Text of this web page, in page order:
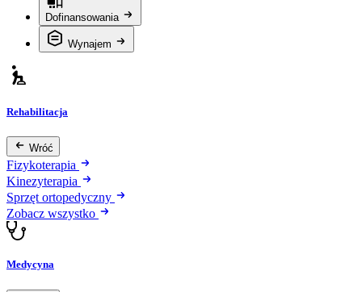
Dofinansowania
Wynajem
Rehabilitacja
Wróć
Fizykoterapia
Kinezyterapia
Sprzęt ortopedyczny
Zobacz wszystko
Medycyna